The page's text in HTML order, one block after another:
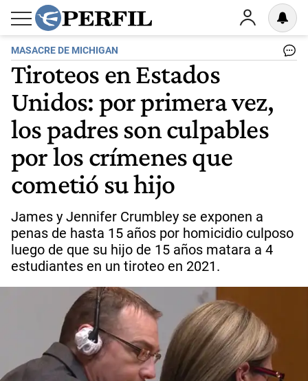
MASACRE DE MICHIGAN
Tiroteos en Estados
Unidos: por primera vez,
los padres son culpables
por los crímenes que
cometió su hijo
James y Jennifer Crumbley se exponen a
penas de hasta 15 años por homicidio culposo
luego de que su hijo de 15 años matara a 4
estudiantes en un tiroteo en 2021.